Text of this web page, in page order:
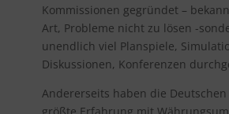
Kommissionen gegründet –
Art, Probleme nicht zu lösen -
unendlich viel Planspiele,
Diskussionen, Konferenzen
Andererseits haben die